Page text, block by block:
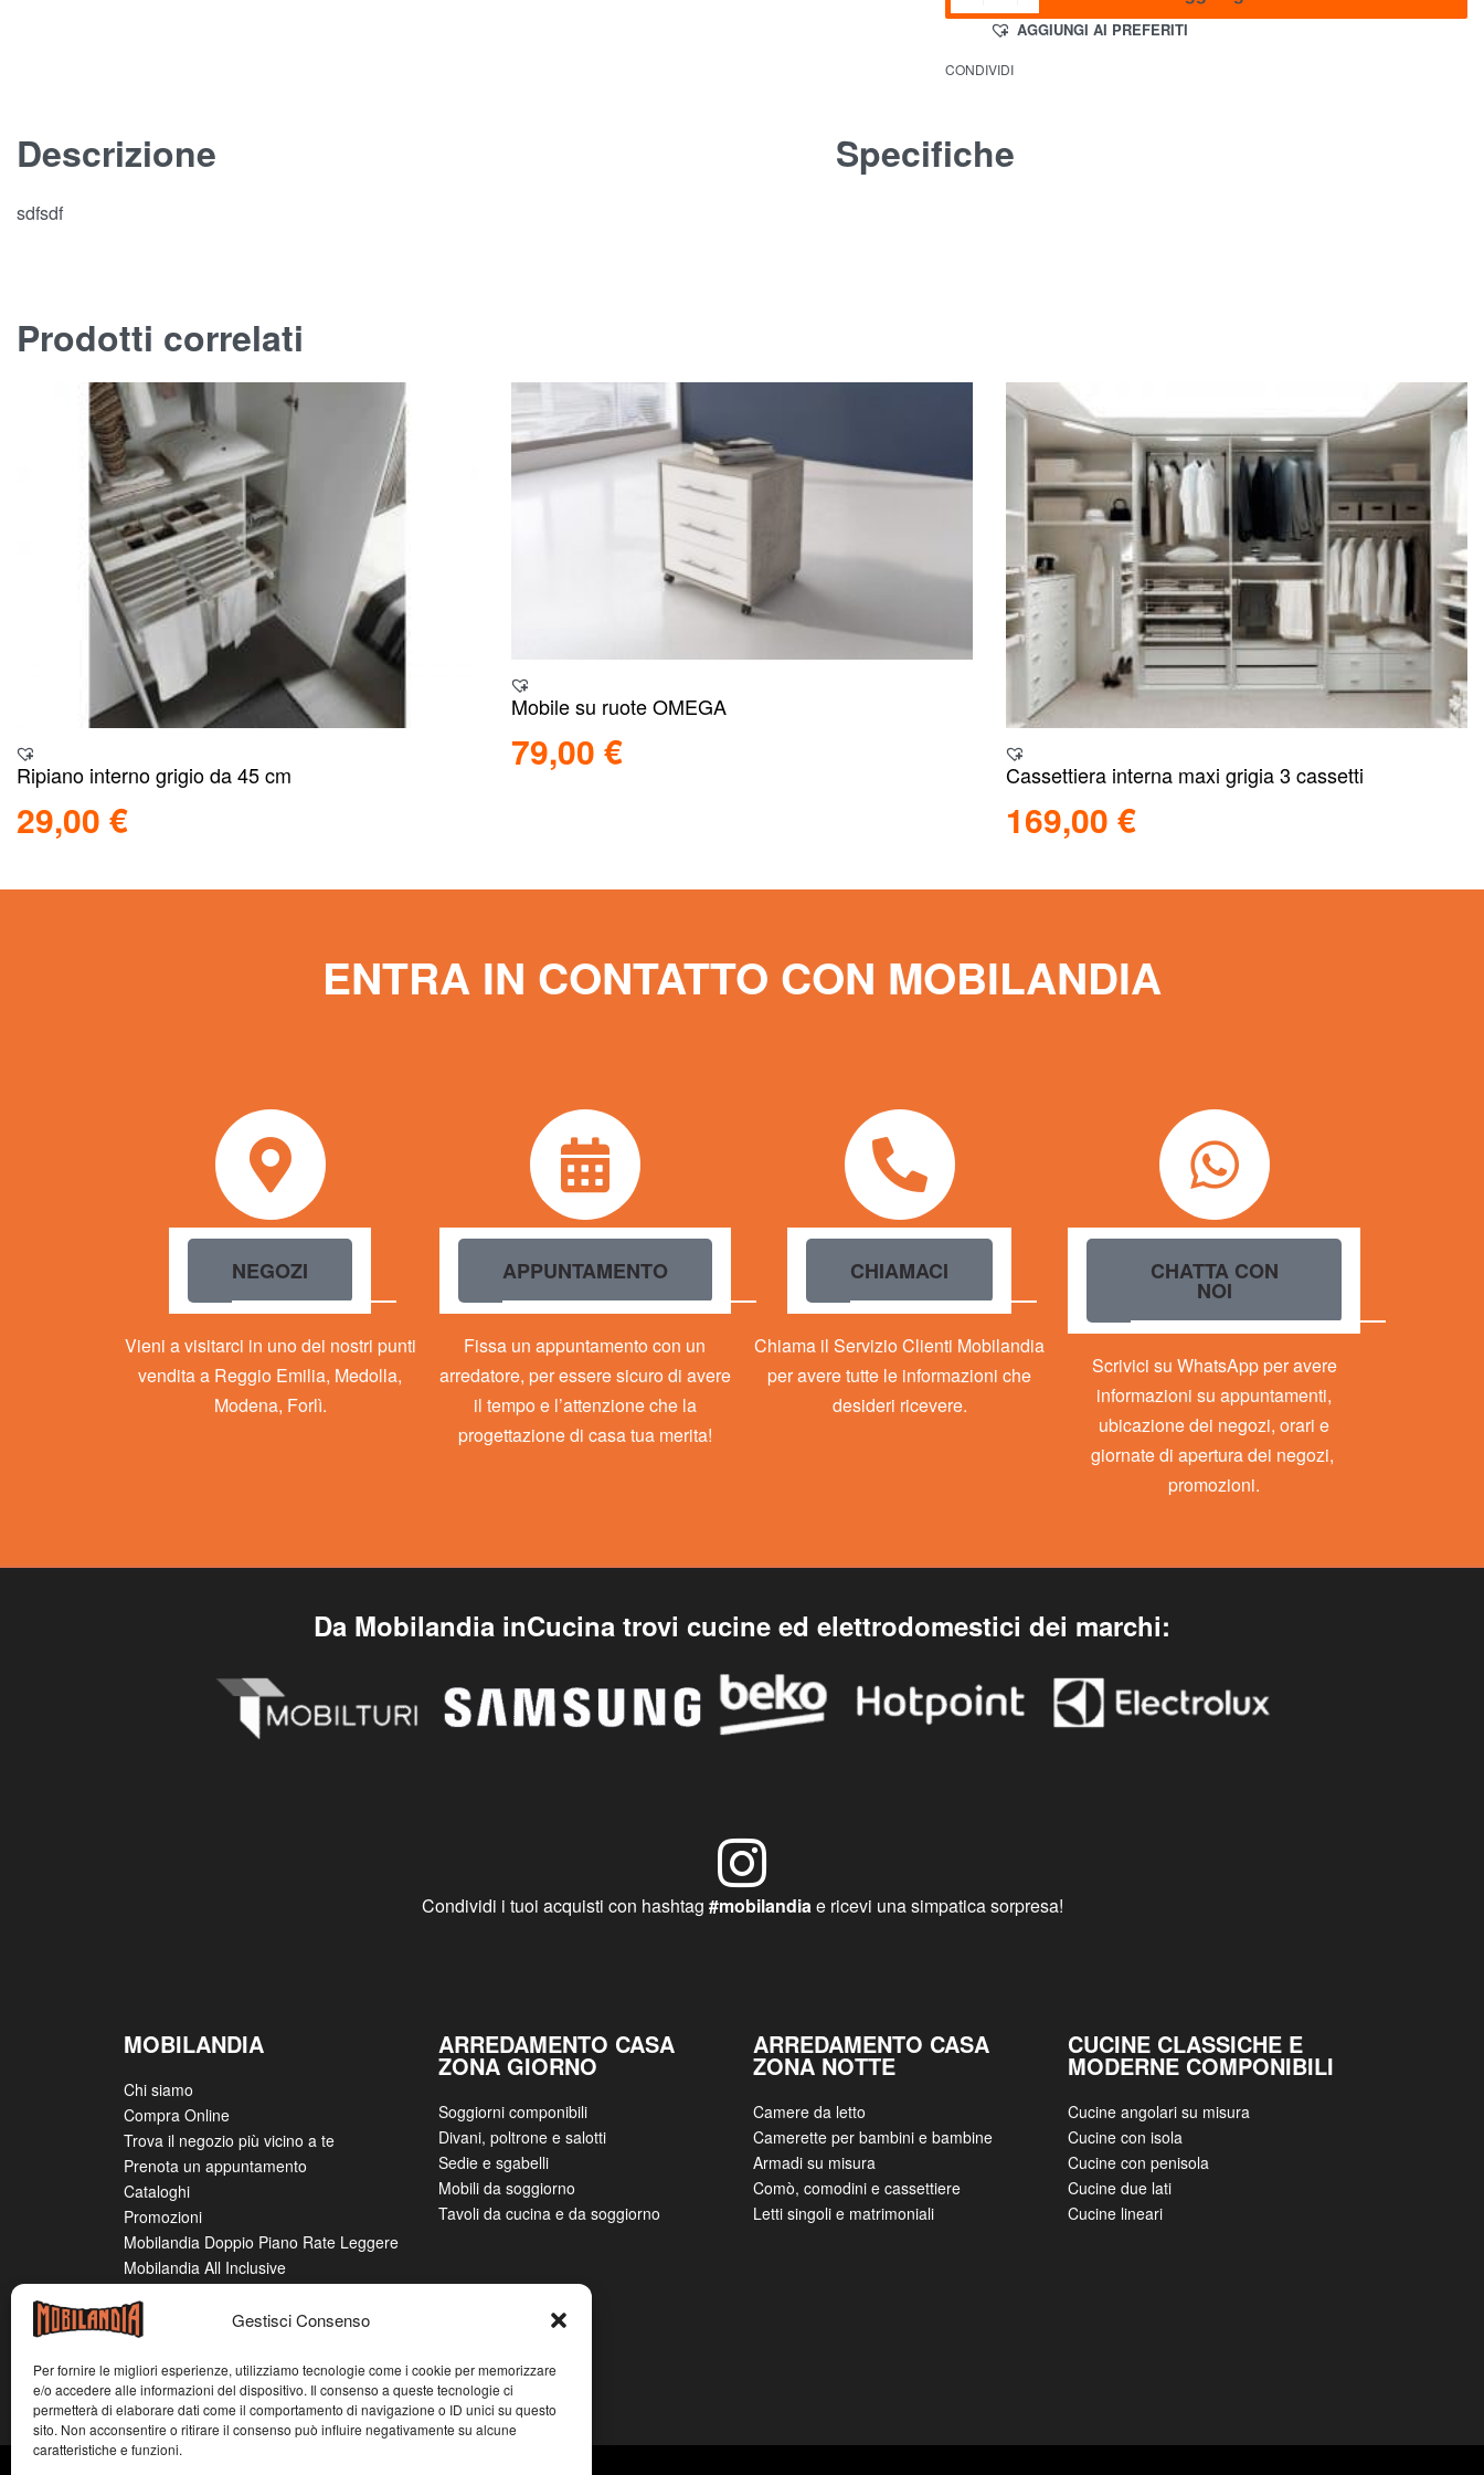
Gestisci Consenso
Per fornire le migliori esperienze, utilizziamo tecnologie come i cookie per memorizzare
e/o accedere alle informazioni del dispositivo. Il consenso a queste tecnologie ci
permetterà di elaborare dati come il comportamento di navigazione o ID unici su questo
sito. Non acconsentire o ritirare il consenso può influire negativamente su alcune
caratteristiche e funzioni.
AGGIUNGI AI PREFERITI
CONDIVIDI
Descrizione
sdfsdf
Specifiche
Prodotti correlati
Ripiano interno grigio da 45 cm
29,00 €
Aggiungi al carrello
Mobile su ruote OMEGA
79,00 €
Aggiungi al carrello Cassettiera interna maxi grigia 3 cassetti
169,00 €
Aggiungi al carrello
ENTRA IN CONTATTO CON MOBILANDIA
NEGOZI
Vieni a visitarci in uno dei nostri punti
vendita a Reggio Emilia, Medolla,
Modena, Forlì.
APPUNTAMENTO
Fissa un appuntamento con un
arredatore, per essere sicuro di avere
il tempo e l’attenzione che la
progettazione di casa tua merita!
CHIAMACI
Chiama il Servizio Clienti Mobilandia
per avere tutte le informazioni che
desideri ricevere.
CHATTA CON
NOI
Scrivici su WhatsApp per avere
informazioni su appuntamenti,
ubicazione dei negozi, orari e
giornate di apertura dei negozi,
promozioni.
Da Mobilandia inCucina trovi cucine ed elettrodomestici dei marchi:
Condividi i tuoi acquisti con hashtag #mobilandiae ricevi una simpatica sorpresa!
MOBILANDIA
Chi siamo
Compra Online
Trova il negozio più vicino a te
Prenota un appuntamento
Cataloghi
Promozioni
Mobilandia Doppio Piano Rate Leggere
Mobilandia All Inclusive
Lavora con noi
Contatti
ARREDAMENTO CASA
ZONA GIORNO
Soggiorni componibili
Divani, poltrone e salotti
Sedie e sgabelli
Mobili da soggiorno
Tavoli da cucina e da soggiorno
ARREDAMENTO CASA
ZONA NOTTE
Camere da letto
Camerette per bambini e bambine
Armadi su misura
Comò, comodini e cassettiere
Letti singoli e matrimoniali
CUCINE CLASSICHE E
MODERNE COMPONIBILI
Cucine angolari su misura
Cucine con isola
Cucine con penisola
Cucine due lati
Cucine lineari